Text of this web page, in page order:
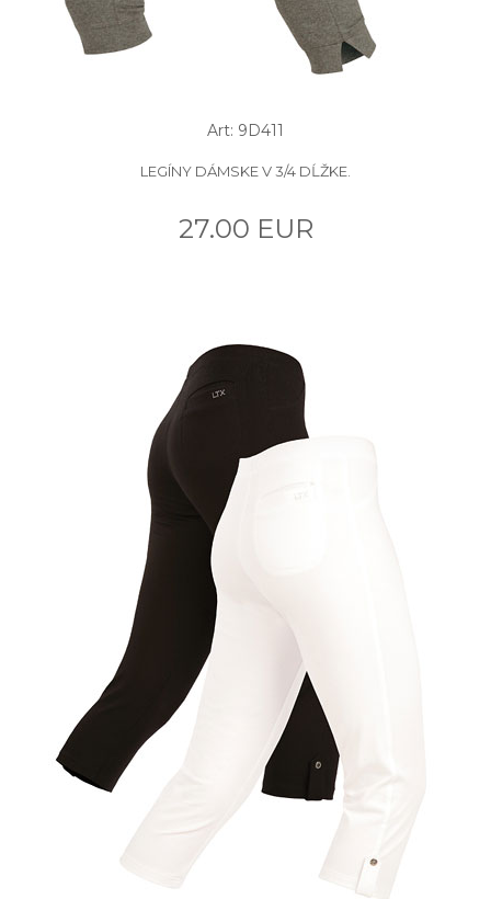
Art: 9D411
LEGÍNY DÁMSKE V 3/4 DĹŽKE.
27.00 EUR